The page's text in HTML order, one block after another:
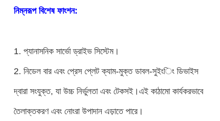
নিম্নরূপ বিশেষ ফাংশন:
1. প্যানাসনিক সার্ভো ড্রাইভ সিস্টেম।
2. নিডেল বার এবং প্রেস প্লেট ক্যাম-মুক্ত ডাবল-সুইংিং ডিভাইস
দ্বারা সংযুক্ত, যা উচ্চ নির্ভুলতা এবং টেকসই।এই কাঠামো কার্যকরভাবে
তৈলাক্তকরণ এবং নোংরা উপাদান এড়াতে পারে।